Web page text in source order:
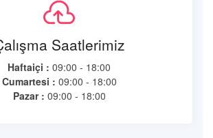
Saatlerimiz
Haftaiçi : 09:00 - 18:00
Cumartesi : 09:00 - 18:00
Pazar : 09:00 - 18:00